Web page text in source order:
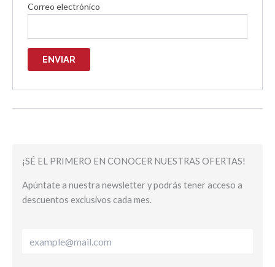
Correo electrónico
¡SÉ EL PRIMERO EN CONOCER NUESTRAS OFERTAS!
Apúntate a nuestra newsletter y podrás tener acceso a
descuentos exclusivos cada mes.